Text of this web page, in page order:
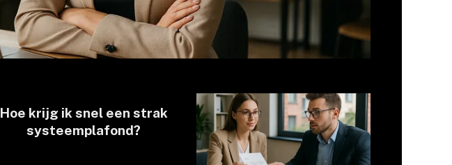
Hoe krijg ik snel een strak
systeemplafond?